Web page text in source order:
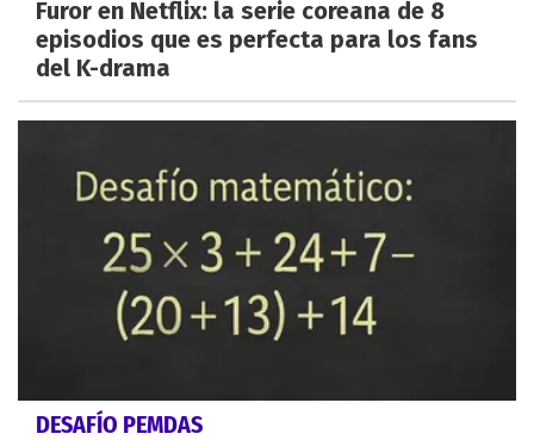
Furor en Netflix: la serie coreana de 8
episodios que es perfecta para los fans
del K-drama
DESAFÍO PEMDAS